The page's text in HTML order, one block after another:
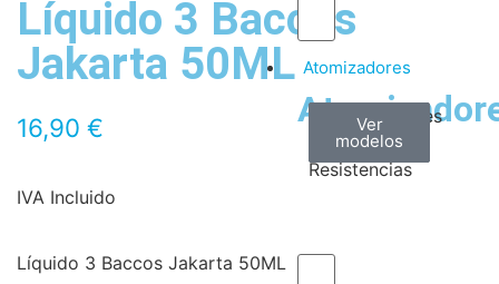
Atomizadores
Claromizadores
Ver
modelos
Reconstruíveis
Ver
modelos
Resistencias
Ver
modelos
Líquido 3 Baccos
Jakarta 50ML
16,90 €
IVA Incluido
Líquido 3 Baccos Jakarta 50ML